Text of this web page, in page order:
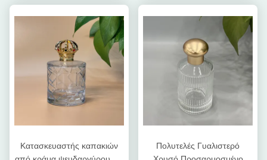
αρωμάτων
Κεπάκι για μπουκάλια
αρώματος Κλείδωμα
Κλείδωμα μπουκάλια
Κατασκευαστής καπακιών
Πολυτελές Γυαλιστερό